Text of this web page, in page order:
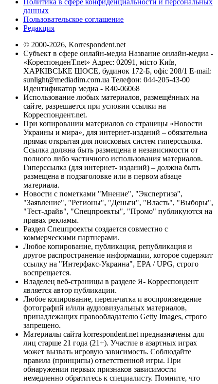
данных
Пользовательское соглашение
Редакция
© 2000-2026, Korrespondent.net
Субъект в сфере онлайн-медиа Название онлайн-медиа -
«КореспонденТ.net» Адрес: 02091, місто Київ,
ХАРКІВСЬКЕ ШОСЕ, будинок 172-Б, офіс 208/1 E-mail:
sunlight@mediadim.com.ua Телефон: 044-205-43-00
Идентификатор медиа - R40-06068
Использование любых материалов, размещённых на
сайте, разрешается при условии ссылки на
Корреспондент.net.
При копировании материалов со страницы «Новости
Украины и мира», для интернет-изданий – обязательна
прямая открытая для поисковых систем гиперссылка.
Ссылка должна быть размещена в независимости от
полного либо частичного использования материалов.
Гиперссылка (для интернет- изданий) – должна быть
размещена в подзаголовке или в первом абзаце
материала.
Новости с пометками "Мнение", "Экспертиза",
"Заявление", "Регионы", "Деньги", "Власть", "Выборы",
"Тест-драйв", "Спецпроекты", "Промо" публикуются на
правах рекламы.
Раздел Спецпроекты создается совместно с
коммерческими партнерами.
Любое копирование, публикация, републикация и
другое распространение информации, которое содержит
ссылку на "Интерфакс-Украина", EPA / UPG, строго
воспрещается.
Владелец веб-страницы в разделе Я- Корреспондент
является автор публикации.
Любое копирование, перепечатка и воспроизведение
фотографий и/или аудиовизуальных материалов,
принадлежащих правообладателю Getty Images, строго
запрещено.
Материалы сайта korrespondent.net предназначены для
лиц старше 21 года (21+). Участие в азартных играх
может вызвать игровую зависимость. Соблюдайте
правила (принципы) ответственной игры. При
обнаружении первых признаков зависимости
немедленно обратитесь к специалисту. Помните, что